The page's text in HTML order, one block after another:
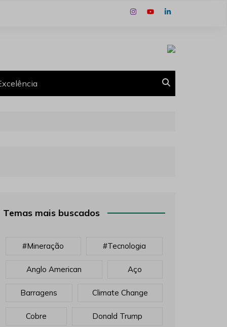
Temas mais buscados
#mineração #tecnologia
Anglo American Aço
Barragens Climate Change
Cobre Donald Trump